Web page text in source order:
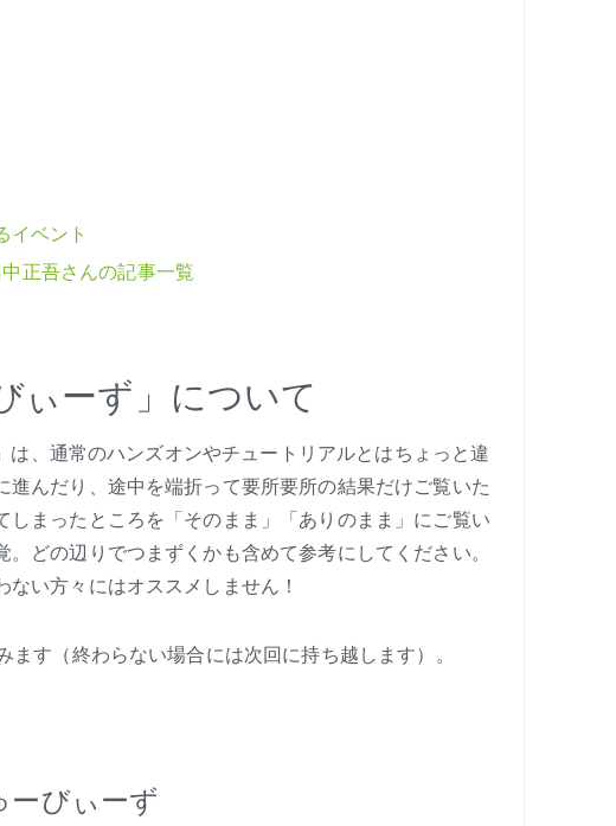
イベント
正吾さんの記事一覧
ぃーず」について
、通常のハンズオンやチュートリアルとはちょっと違
進んだり、途中を端折って要所要所の結果だけご覧いた
しまったところを「そのまま」「ありのまま」にご覧い
どの辺りでつまずくかも含めて参考にしてください。
い方々にはオススメしません！
す（終わらない場合には次回に持ち越します）。
ーびぃーず